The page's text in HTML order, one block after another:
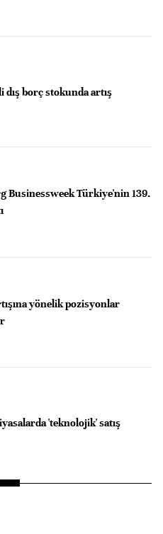
dış borç stokunda artış
Businessweek Türkiye'nin 139.
yönelik pozisyonlar
'teknolojik' satış